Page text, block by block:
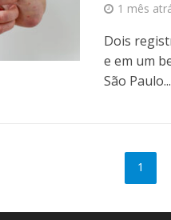
1 mês
Dois
e em um
São Paulo...
1